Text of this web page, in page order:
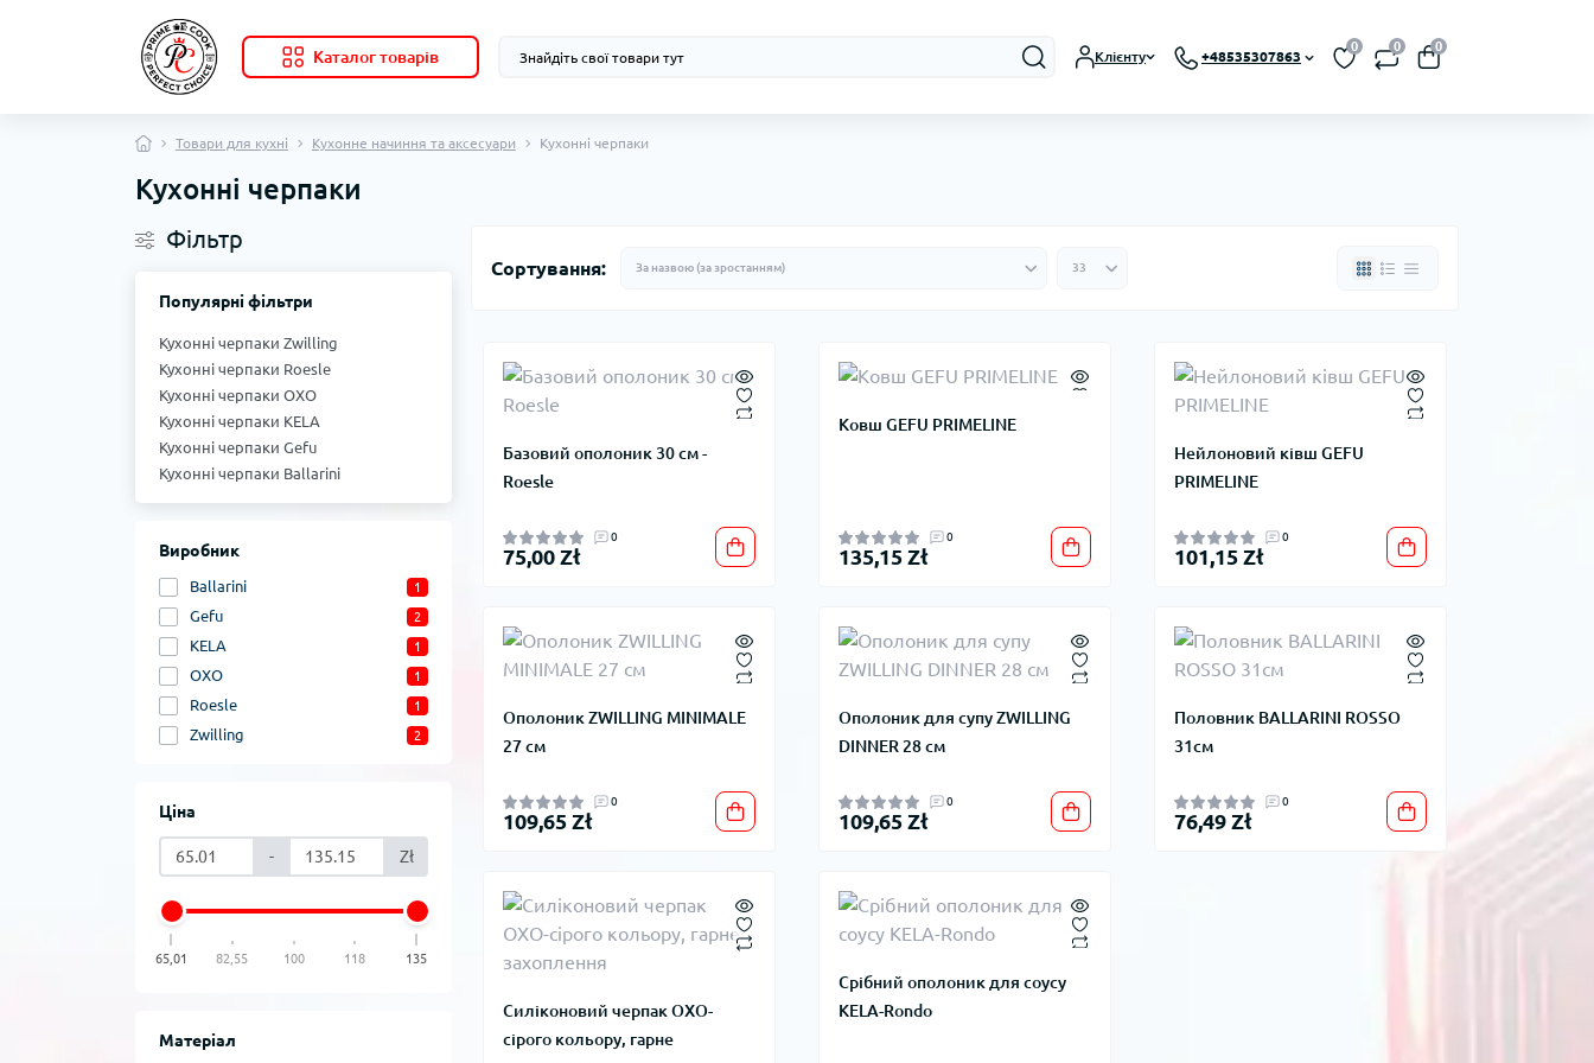
Каталог товарів Клієнту +48535307863
0 0 0
Товари для кухні Кухонне начиння та аксесуари Кухонні черпаки
Кухонні черпаки
Фільтр
Популярні фільтри
Кухонні черпаки Zwilling
Кухонні черпаки Roesle
Кухонні черпаки OXO
Кухонні черпаки KELA
Кухонні черпаки Gefu
Кухонні черпаки Ballarini
Виробник
Ballarini 1
Gefu 2
KELA 1
OXO 1
Roesle 1
Zwilling 2
Ціна
- Zł
65,01 82,55 100 118 135
Матеріал
Сортування:
Базовий ополоник 30 см -
Roesle
0
75,00 Zł
Ковш GEFU PRIMELINE
0
135,15 Zł
Нейлоновий ківш GEFU
PRIMELINE
0
101,15 Zł
Ополоник ZWILLING MINIMALE
27 см
0
109,65 Zł
Ополоник для супу ZWILLING
DINNER 28 см
0
109,65 Zł
Половник BALLARINI ROSSO
31см
0
76,49 Zł
Силіконовий черпак OXO-
сірого кольору, гарне
Срібний ополоник для соусу
KELA-Rondo